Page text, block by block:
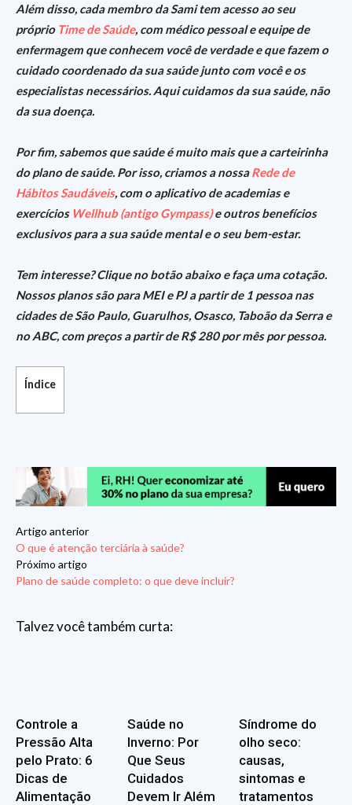
Além disso, cada membro da Sami tem acesso ao seu
próprio Time de Saúde, com médico pessoal e equipe de
enfermagem que conhecem você de verdade e que fazem o
cuidado coordenado da sua saúde junto com você e os
especialistas necessários. Aqui cuidamos da sua saúde, não
da sua doença.
Por fim, sabemos que saúde é muito mais que a carteirinha
do plano de saúde. Por isso, criamos a nossaRede de
Hábitos Saudáveis, com o aplicativo de academias e
exercícios Wellhub (antigo Gympass)e outros benefícios
exclusivos para a sua saúde mental e o seu bem-estar.
Tem interesse? Clique no botão abaixo e faça uma cotação.
Nossos planos são para MEI e PJ a partir de 1 pessoa nas
cidades de São Paulo, Guarulhos, Osasco, Taboão da Serra e
no ABC, com preços a partir de R$ 280 por mês por pessoa.
Índice
Artigo anterior
O que é atenção terciária à saúde?
Próximo artigo
Plano de saúde completo: o que deve incluir?
Talvez você também curta:
Controle a
Pressão Alta
pelo Prato: 6
Dicas de
Alimentação
Saúde no
Inverno: Por
Que Seus
Cuidados
Devem Ir Além
Síndrome do
olho seco:
causas,
sintomas e
tratamentos